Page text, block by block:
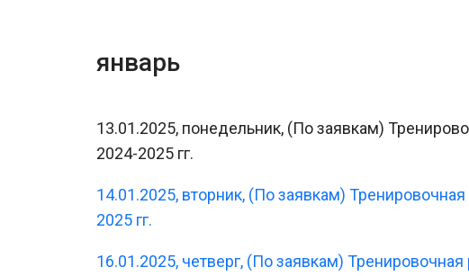
январь
13.01.2025, понедельник, (По заявкам)
2024-2025 гг.
14.01.2025, вторник, (По заявкам)
2025 гг.
16.01.2025, четверг, (По заявкам)